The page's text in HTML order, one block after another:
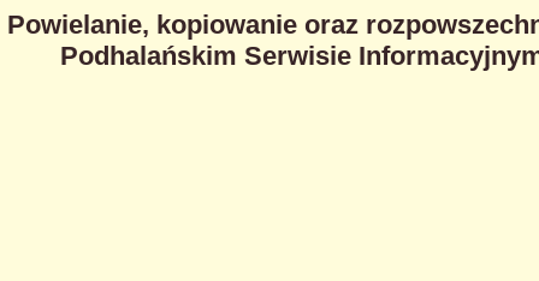
Powielanie, kopiowanie oraz
Podhalańskim Serwisie